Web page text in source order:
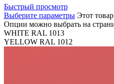
Быстрый просмотр
Выберите параметры Этот
Опции можно выбрать на
WHITE RAL 1013
YELLOW RAL 1012